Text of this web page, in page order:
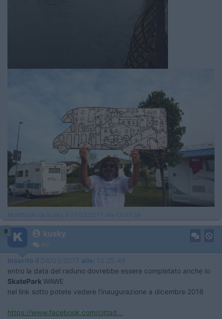
Modificato da kusky il 07/03/2017 alle 13:07:38
9 kusky
40
Inserito il 04/03/2017 alle: 10:25:49
entro la data del raduno dovrebbe essere completato anche lo
SkatePark WAWE
nel link sotto potete vedere l'inaugurazione a dicembre 2016
https://www.facebook.com/cittad...